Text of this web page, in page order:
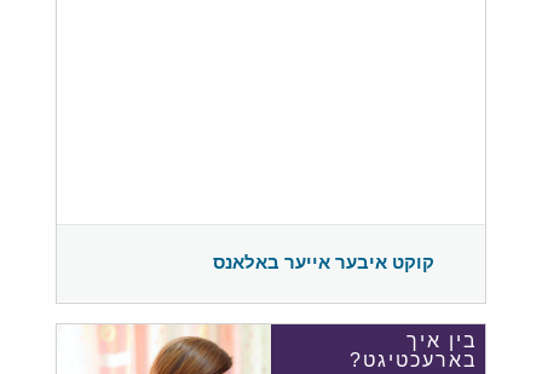
קוקט איבער אייער באלאנס
בין איך
בארעכטיגט?